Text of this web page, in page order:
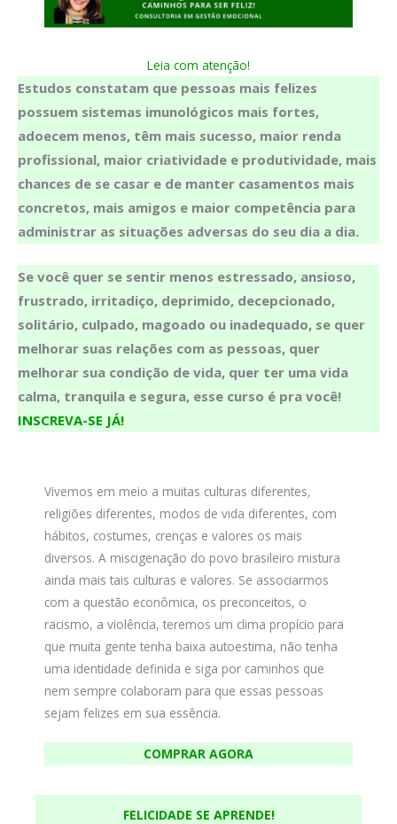
Leia com atenção!
Estudos constatam que pessoas mais felizes
possuem sistemas imunológicos mais fortes,
adoecem menos, têm mais sucesso, maior renda
profissional, maior criatividade e produtividade, mais
chances de se casar e de manter casamentos mais
concretos, mais amigos e maior competência para
administrar as situações adversas do seu dia a dia.
Se você quer se sentir menos estressado, ansioso,
frustrado, irritadiço, deprimido, decepcionado,
solitário, culpado, magoado ou inadequado, se quer
melhorar suas relações com as pessoas, quer
melhorar sua condição de vida, quer ter uma vida
calma, tranquila e segura, esse curso é pra você!
INSCREVA-SE JÁ!
Vivemos em meio a muitas culturas diferentes,
religiões diferentes, modos de vida diferentes, com
hábitos, costumes, crenças e valores os mais
diversos. A miscigenação do povo brasileiro mistura
ainda mais tais culturas e valores. Se associarmos
com a questão econômica, os preconceitos, o
racismo, a violência, teremos um clima propício para
que muita gente tenha baixa autoestima, não tenha
uma identidade definida e siga por caminhos que
nem sempre colaboram para que essas pessoas
sejam felizes em sua essência.
COMPRAR AGORA
FELICIDADE SE APRENDE!